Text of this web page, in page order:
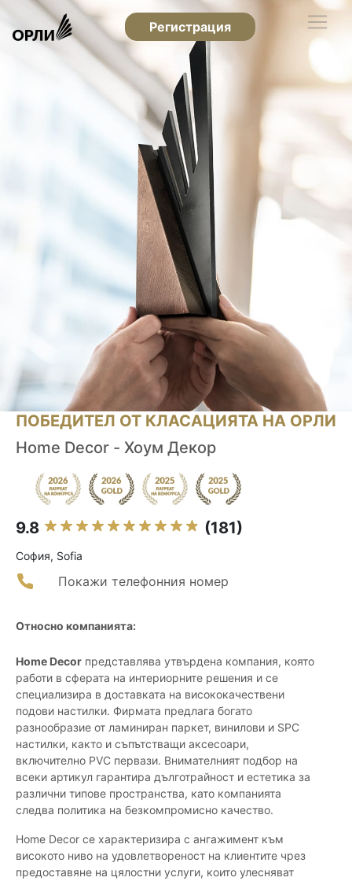
Регистрация
ПОБЕДИТЕЛ ОТ КЛАСАЦИЯТА НА ОРЛИ
Home Decor - Хоум Декор
9.8 (181)
София, Sofia
Покажи телефонния номер
Относно компанията:
Home Decor представлява утвърдена компания, която
работи в сферата на интериорните решения и се
специализира в доставката на висококачествени
подови настилки. Фирмата предлага богато
разнообразие от ламиниран паркет, винилови и SPC
настилки, както и съпътстващи аксесоари,
включително PVC первази. Внимателният подбор на
всеки артикул гарантира дълготрайност и естетика за
различни типове пространства, като компанията
следва политика на безкомпромисно качество.
Home Decor се характеризира с ангажимент към
високото ниво на удовлетвореност на клиентите чрез
предоставяне на цялостни услуги, които улесняват